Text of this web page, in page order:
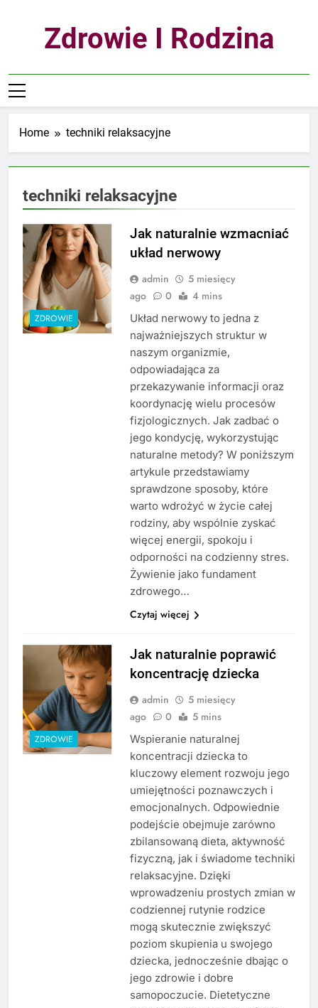
Zdrowie I Rodzina
Home techniki relaksacyjne
techniki relaksacyjne
ZDROWIE
Jak naturalnie wzmacniać
układ nerwowy
admin
5 miesięcy
ago
0 4 mins
Układ nerwowy to jedna z
najważniejszych struktur w
naszym organizmie,
odpowiadająca za
przekazywanie informacji oraz
koordynację wielu procesów
fizjologicznych. Jak zadbać o
jego kondycję, wykorzystując
naturalne metody? W poniższym
artykule przedstawiamy
sprawdzone sposoby, które
warto wdrożyć w życie całej
rodziny, aby wspólnie zyskać
więcej energii, spokoju i
odporności na codzienny stres.
Żywienie jako fundament
zdrowego…
Czytaj więcej
ZDROWIE
Jak naturalnie poprawić
koncentrację dziecka
admin
5 miesięcy
ago
0 5 mins
Wspieranie naturalnej
koncentracji dziecka to
kluczowy element rozwoju jego
umiejętności poznawczych i
emocjonalnych. Odpowiednie
podejście obejmuje zarówno
zbilansowaną dieta, aktywność
fizyczną, jak i świadome techniki
relaksacyjne. Dzięki
wprowadzeniu prostych zmian w
codziennej rutynie rodzice
mogą skutecznie zwiększyć
poziom skupienia u swojego
dziecka, jednocześnie dbając o
jego zdrowie i dobre
samopoczucie. Dietetyczne